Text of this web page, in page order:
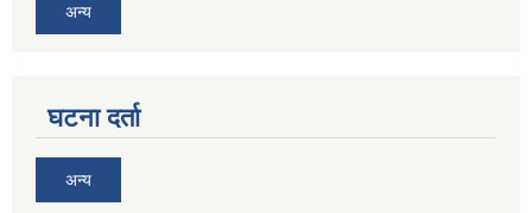
अन्य
घटना दर्ता
अन्य